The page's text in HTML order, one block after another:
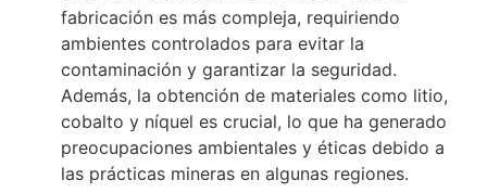
fabricación es más compleja, requiriendo
ambientes controlados para evitar la
contaminación y garantizar la seguridad.
Además, la obtención de materiales como litio,
cobalto y níquel es crucial, lo que ha generado
preocupaciones ambientales y éticas debido a
las prácticas mineras en algunas regiones.